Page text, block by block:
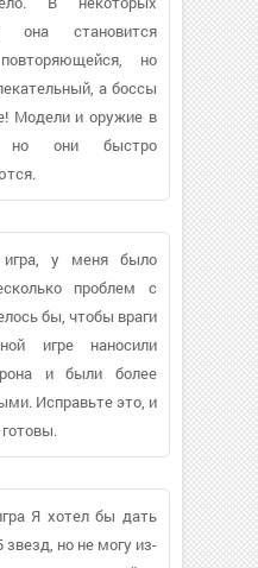
она становится
но
а боссы
Модели и оружие в
но они быстро
игра, у меня было
проблем с
бы, чтобы враги
игре наносили
и были более
Исправьте это, и
Я хотел бы дать
звезд, но не могу из-